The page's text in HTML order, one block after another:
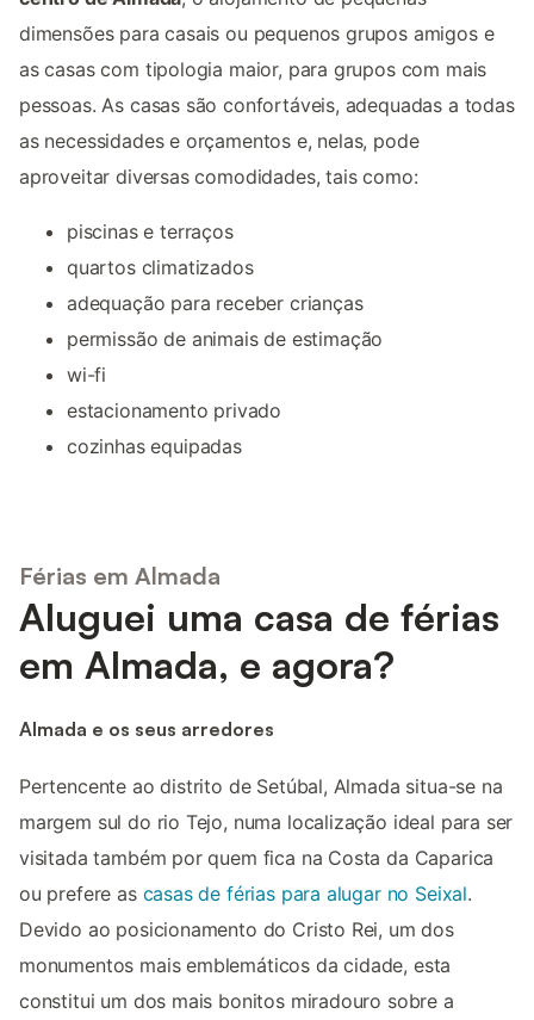
dimensões para casais ou pequenos grupos amigos e
as casas com tipologia maior, para grupos com mais
pessoas. As casas são confortáveis, adequadas a todas
as necessidades e orçamentos e, nelas, pode
aproveitar diversas comodidades, tais como:
piscinas e terraços
quartos climatizados
adequação para receber crianças
permissão de animais de estimação
wi-fi
estacionamento privado
cozinhas equipadas
Férias em Almada
Aluguei uma casa de férias
em Almada, e agora?
Almada e os seus arredores
Pertencente ao distrito de Setúbal, Almada situa-se na
margem sul do rio Tejo, numa localização ideal para ser
visitada também por quem fica na Costa da Caparica
ou prefere as casas de férias para alugar no Seixal.
Devido ao posicionamento do Cristo Rei, um dos
monumentos mais emblemáticos da cidade, esta
constitui um dos mais bonitos miradouro sobre a